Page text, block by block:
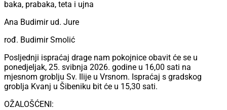
baka, prabaka, teta i ujna
Ana Budimir ud. Jure
rođ. Budimir Smolić
Posljednji ispraćaj drage nam pokojnice obavit će se u
ponedjeljak, 25. svibnja 2026. godine u 16,00 sati na
mjesnom groblju Sv. Ilije u Vrsnom. Ispraćaj s gradskog
groblja Kvanj u Šibeniku bit će u 15,30 sati.
OŽALOŠĆENI: